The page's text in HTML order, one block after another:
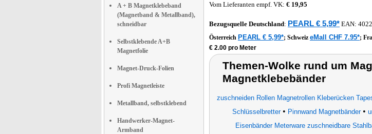
A + B Magnetklebeband
(Magnetband & Metallband),
schneidbar
Selbstklebende A+B
Magnetfolie
Magnet-Druck-Folien
Profi Magnetleiste
Metallband, selbstklebend
Handwerker-Magnet-
Armband
Vom Lieferanten empf. VK: € 19,95
Bezugsquelle Deutschland: PEARL € 5,99* EAN:
Österreich PEARL € 5,99*; Schweiz eMall CHF 7.95*;
€ 2.00 pro Meter
Themen-Wolke rund um
Magnetklebebänder
zuschneiden Rollen Magnetrollen Kleberücken
Schlüsselbretter• Pinnwand Magnetbänder•
Eisenbänder Meterware zuschneidbare